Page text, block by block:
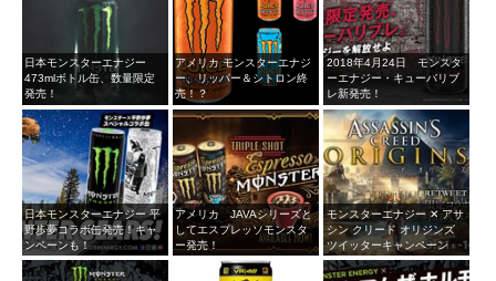
日本モンスターエナジー
473mlボトル缶、数量限定
発売！
アメリカ モンスターエナジ
ー、リッパー＆シトロン終
売！？
2018年4月24日 モンスタ
ーエナジー・キューバリブ
レ新発売！
日本モンスターエナジー 平
野歩夢コラボ缶発売！キャ
ンペーンも！
アメリカ JAVAシリーズと
してエスプレッソモンスタ
ー発売！
モンスターエナジー ✕ アサ
シン クリード オリジンズ
ツイッターキャンペーン